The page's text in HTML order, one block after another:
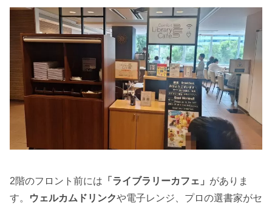
2階のフロント前には 「ライブラリーカフェ」 がありま
す。
ウェルカムドリンクや電子レンジ、プロの選書家がセ